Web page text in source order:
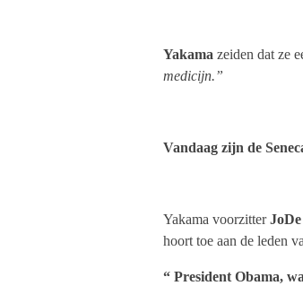
Yakama zeiden dat ze
medicijn.”
Vandaag zijn de
Yakama voorzitter
hoort toe aan de leden
“ President Obama,